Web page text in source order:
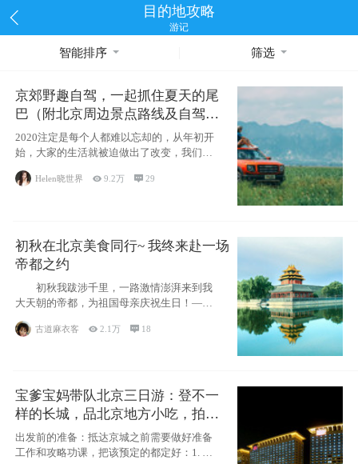
目的地攻略
游记
智能排序 筛选
京郊野趣自驾，一起抓住夏天的尾
巴（附北京周边景点路线及自驾攻
略）
2020注定是每个人都难以忘却的，从年初开
始，大家的生活就被迫做出了改变，我们也
不例外。本来双双辞职是为
Helen晓世界 9.2万 29
初秋在北京美食同行~ 我终来赴一场
帝都之约
初秋我跋涉千里，一路激情澎湃来到我
大天朝的帝都，为祖国母亲庆祝生日！——
古道麻衣客 2.1万  18
宝爹宝妈带队北京三日游：登不一
样的长城，品北京地方小吃，拍盘
古七星夜景！
出发前的准备：抵达京城之前需要做好准备
工作和攻略功课，把该预定的都定好：1. 酒